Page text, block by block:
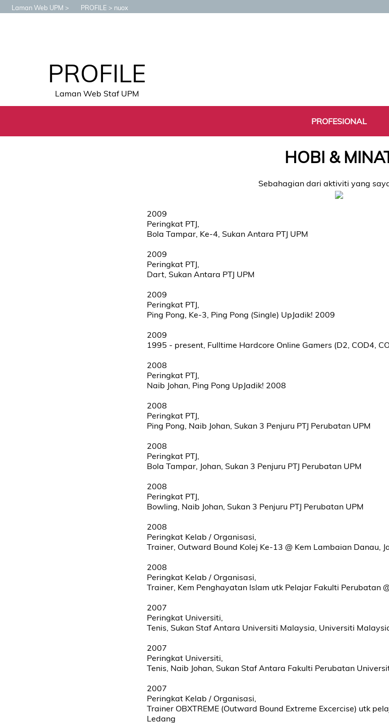
Laman Web UPM PROFILE nuox
PROFILE
Laman Web Staf UPM
PROFESIONAL
HOBI &
Sebahagian dari aktiviti yang
2009
Peringkat PTJ,
Bola Tampar, Ke-4, Sukan Antara PTJ UPM
2009
Peringkat PTJ,
Dart, Sukan Antara PTJ UPM
2009
Peringkat PTJ,
Ping Pong, Ke-3, Ping Pong (Single) UpJadik! 2009
2009
1995 - present, Fulltime Hardcore Online Gamers (D2, COD4,
2008
Peringkat PTJ,
Naib Johan, Ping Pong UpJadik! 2008
2008
Peringkat PTJ,
Ping Pong, Naib Johan, Sukan 3 Penjuru PTJ Perubatan UPM
2008
Peringkat PTJ,
Bola Tampar, Johan, Sukan 3 Penjuru PTJ Perubatan UPM
2008
Peringkat PTJ,
Bowling, Naib Johan, Sukan 3 Penjuru PTJ Perubatan UPM
2008
Peringkat Kelab / Organisasi,
Trainer, Outward Bound Kolej Ke-13 @ Kem Lambaian Danau,
2008
Peringkat Kelab / Organisasi,
Trainer, Kem Penghayatan Islam utk Pelajar Fakulti Perubatan
2007
Peringkat Universiti,
Tenis, Sukan Staf Antara Universiti Malaysia, Universiti
2007
Peringkat Universiti,
Tenis, Naib Johan, Sukan Staf Antara Fakulti Perubatan
2007
Peringkat Kelab / Organisasi,
Trainer OBXTREME (Outward Bound Extreme Excercise) utk
Ledang